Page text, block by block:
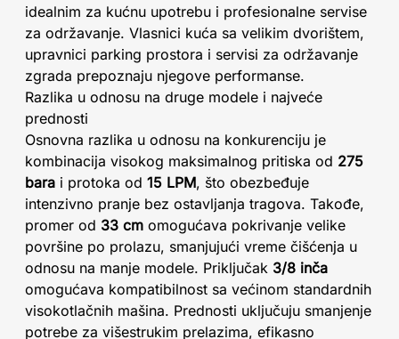
idealnim za kućnu upotrebu i profesionalne servise
za održavanje. Vlasnici kuća sa velikim dvorištem,
upravnici parking prostora i servisi za održavanje
zgrada prepoznaju njegove performanse.
Razlika u odnosu na druge modele i najveće
prednosti
Osnovna razlika u odnosu na konkurenciju je
kombinacija visokog maksimalnog pritiska od 275
bara i protoka od 15 LPM, što obezbeđuje
intenzivno pranje bez ostavljanja tragova. Takođe,
promer od 33 cm omogućava pokrivanje velike
površine po prolazu, smanjujući vreme čišćenja u
odnosu na manje modele. Priključak 3/8 inča
omogućava kompatibilnost sa većinom standardnih
visokotlačnih mašina. Prednosti uključuju smanjenje
potrebe za višestrukim prelazima, efikasno